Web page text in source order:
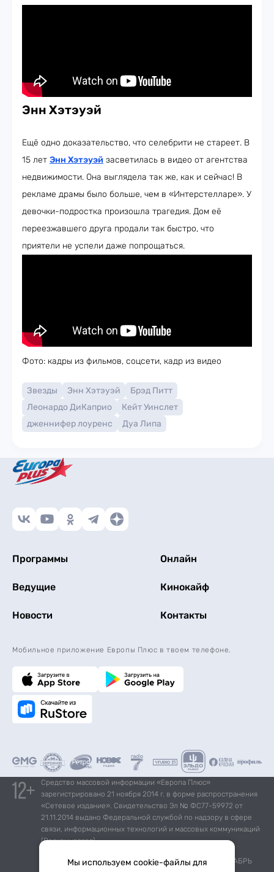
Энн Хэтэуэй
Ещё одно доказательство, что селебрити не стареет. В
15 лет Энн Хэтэуэй засветилась в видео от агентства
недвижимости. Она выглядела так же, как и сейчас! В
рекламе драмы было больше, чем в «Интерстелларе». У
девочки-подростка произошла трагедия. Дом её
переезжавшего друга продали так быстро, что
приятели не успели даже попрощаться.
Фото: кадры из фильмов, соцсети, кадр из видео
Звезды Энн Хэтэуэй
Брэд Питт
Леонардо ДиКаприо
Кейт Уинслет
дженнифер лоуренс
Дуа Липа
Программы Онлайн
Ведущие Кинокайф
Новости Контакты
Мобильное приложение Европы Плюс в твоем телефоне.
Средство массовой информации «Европа Плюс»
зарегистрировано 21 ноября 2014 г. в форме распространения
«Сетевое издание». Свидетельство Эл № ФС77-59972 от
21.11.2014 выдано Федеральной службой по надзору в сфере
связи, информационных технологий и массовых коммуникаций
(Роскомнадзор).
*Mediascope, Radio Index – РОССИЯ 100К+, ИЮЛЬ - ДЕКАБРЬ
Мы используем cookie-файлы для